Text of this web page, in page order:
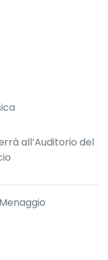
all’Auditorio del